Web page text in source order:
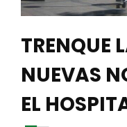
TRENQUE
NUEVAS
EL